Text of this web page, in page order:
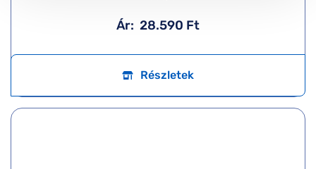
Ár: 28.590 Ft
Részletek